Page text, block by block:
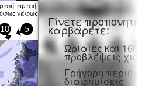
αραιή
νέφωση
10 5
Γίνετε προπονητή και
καρβάρετε:
Ωριαίες και
προβλέψεις χιονιού
Γρήγορη περιήγηση
διαφημίσεις